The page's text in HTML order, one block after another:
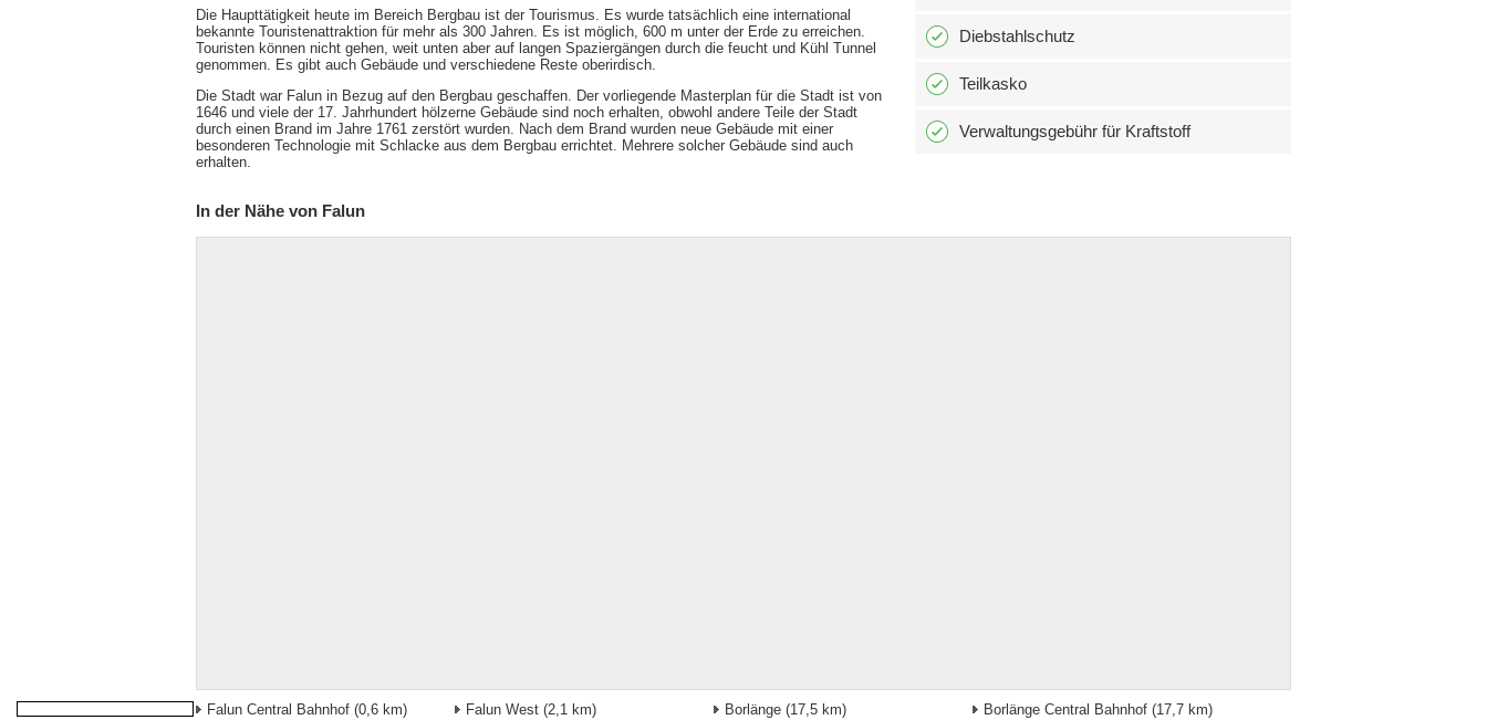
Die Haupttätigkeit heute im Bereich Bergbau ist der Tourismus. Es wurde tatsächlich eine international
bekannte Touristenattraktion für mehr als 300 Jahren. Es ist möglich, 600 m unter der Erde zu erreichen.
Touristen können nicht gehen, weit unten aber auf langen Spaziergängen durch die feucht und Kühl Tunnel
genommen. Es gibt auch Gebäude und verschiedene Reste oberirdisch.
Die Stadt war Falun in Bezug auf den Bergbau geschaffen. Der vorliegende Masterplan für die Stadt ist von
1646 und viele der 17. Jahrhundert hölzerne Gebäude sind noch erhalten, obwohl andere Teile der Stadt
durch einen Brand im Jahre 1761 zerstört wurden. Nach dem Brand wurden neue Gebäude mit einer
besonderen Technologie mit Schlacke aus dem Bergbau errichtet. Mehrere solcher Gebäude sind auch
erhalten.
Diebstahlschutz
Teilkasko
Verwaltungsgebühr für Kraftstoff
In der Nähe von Falun
Falun Central Bahnhof (0,6 km) Falun West (2,1 km) Borlänge (17,5 km) Borlänge Central Bahnhof (17,7 km)